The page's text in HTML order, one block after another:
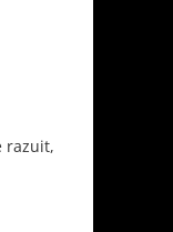
razuit,